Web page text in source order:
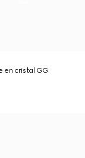
en cristal GG